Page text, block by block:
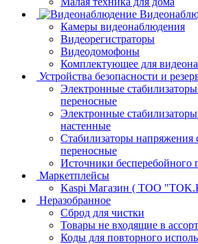
Камеры видеонаблюдения
Видеорегистраторы
Видеодомофоны
Комплектующее для
Устройства безопасности и
Электронные
переносные
Электронные
настенные
Стабилизаторы напряжения
переносные
Источники бесперебойного
Маркетплейсы
Kaspi Магазин ( ТОО
Неразобранное
Сброд для чистки
Товары не входящие в
Коды для повторного